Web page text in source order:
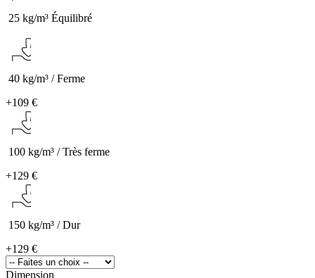
25 kg/m³ Équilibré
40 kg/m³ / Ferme
+109 €
100 kg/m³ / Très ferme
+129 €
150 kg/m³ / Dur
+129 €
Dimension